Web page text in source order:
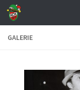
Zum Inhalt springen
GALERIE